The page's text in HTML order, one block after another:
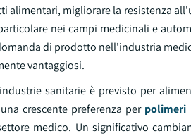
migliorare la resistenza
nei campi medicinali e
di prodotto nell'industria
vantaggiosi.
sanitarie è previsto per
crescente preferenza per polimeri
medico. Un significativo